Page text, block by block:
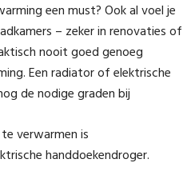
een must? Ook al voel je
– zeker in renovaties of
nooit goed genoeg
Een radiator of elektrische
de nodige graden bij
verwarmen is
handdoekendroger.